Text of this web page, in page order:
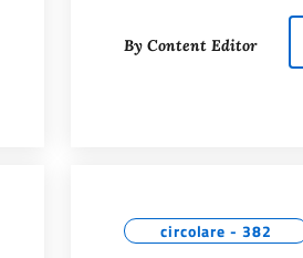
FINALE ABB ROBOTSTUDIO CUP 2026
By Content Editor
circolare - 382